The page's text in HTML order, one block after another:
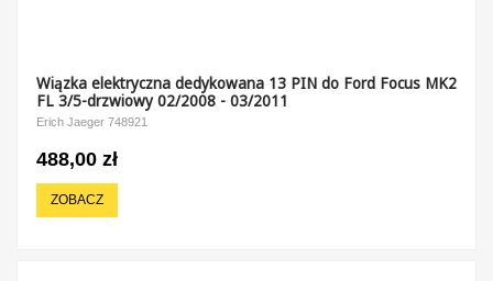
Wiązka elektryczna dedykowana 13 PIN do Ford Focus MK2
FL 3/5-drzwiowy 02/2008 - 03/2011
Erich Jaeger 748921
488,00 zł
ZOBACZ